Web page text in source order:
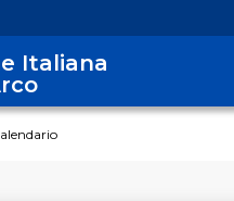
Italiana